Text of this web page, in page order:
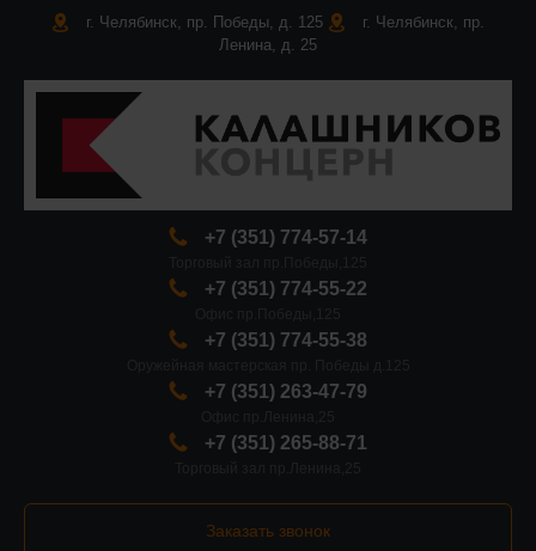
г. Челябинск, пр. Победы, д. 125
г. Челябинск, пр.
Ленина, д. 25
+7 (351) 774-57-14
+7 (351) 774-55-22
+7 (351) 774-55-38
+7 (351) 263-47-79
+7 (351) 265-88-71
Заказать звонок